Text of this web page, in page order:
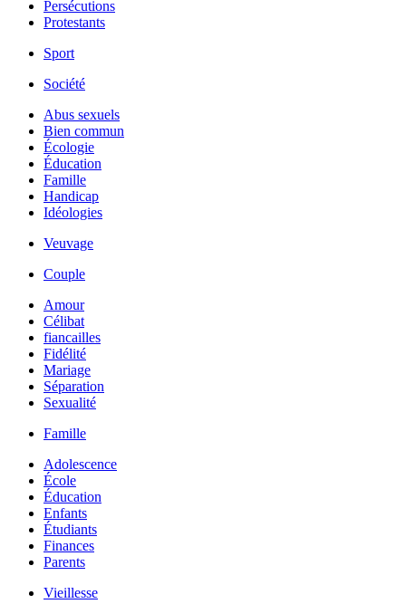
Persécutions
Protestants
Sport
Société
Abus sexuels
Bien commun
Écologie
Éducation
Famille
Handicap
Idéologies
Veuvage
Couple
Amour
Célibat
fiancailles
Fidélité
Mariage
Séparation
Sexualité
Famille
Adolescence
École
Éducation
Enfants
Étudiants
Finances
Parents
Vieillesse